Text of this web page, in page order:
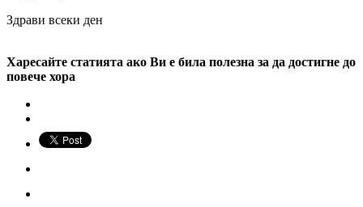
Здрави всеки ден
Харесайте статията ако Ви е била полезна за да достигне до
повече хора